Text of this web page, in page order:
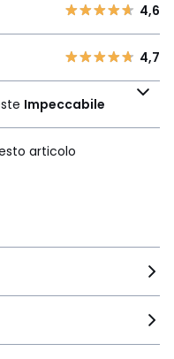
93% dei clienti consiglia
4,6
4,7
Impeccabile
articolo